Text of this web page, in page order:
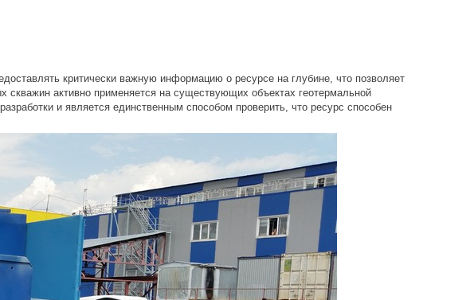
критически важную информацию о ресурсе на глубине, что позволяет
активно применяется на существующих объектах геотермальной
и является единственным способом проверить, что ресурс способен